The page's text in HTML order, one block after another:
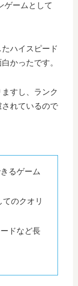
ゲームとして
ハイスピード
かったです。
すし、ランク
れているので
るゲーム
のクオリ
ドなど長